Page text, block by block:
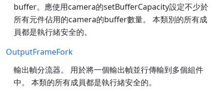
buffer。應使用camera的setBufferCapacity設定不少於
所有元件佔用的camera的buffer數量。 本類別的所有成
員都是執行緒安全的。
OutputFrameFork
輸出幀分流器。 用於將一個輸出幀並行傳輸到多個組件
中。 本類的所有成員都是執行緒安全的。